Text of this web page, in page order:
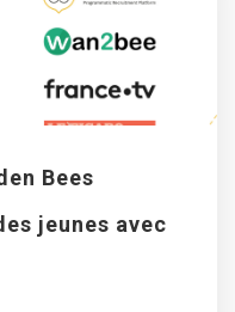
Bees
jeunes avec